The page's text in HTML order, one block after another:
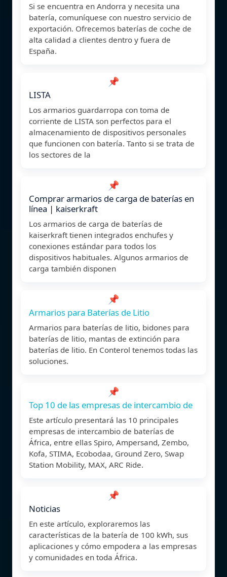
Si se encuentra en Andorra y necesita una
batería, comuníquese con nuestro servicio de
exportación. Ofrecemos baterías de coche de
alta calidad a clientes dentro y fuera de
España.
📌
LISTA
Los armarios guardarropa con toma de
corriente de LISTA son perfectos para el
almacenamiento de dispositivos personales
que funcionen con batería. Tanto si se trata de
los sectores de la
📌
Comprar armarios de carga de baterías en
línea | kaiserkraft
Los armarios de carga de baterías de
kaiserkraft tienen integrados enchufes y
conexiones estándar para todos los
dispositivos habituales. Algunos armarios de
carga también disponen
📌
Armarios para Baterías de Litio
Armarios para baterías de litio, bidones para
baterías de litio, mantas de extinción para
baterías de litio. En Conterol tenemos todas las
soluciones.
📌
Top 10 de las empresas de intercambio de
Este artículo presentará las 10 principales
empresas de intercambio de baterías de
África, entre ellas Spiro, Ampersand, Zembo,
Kofa, STIMA, Ecobodaa, Ground Zero, Swap
Station Mobility, MAX, ARC Ride.
📌
Noticias
En este artículo, exploraremos las
características de la batería de 100 kWh, sus
aplicaciones y cómo empodera a las empresas
y comunidades en toda África.